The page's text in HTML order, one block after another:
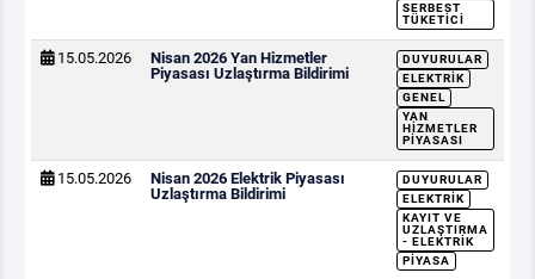
SERBEST
TÜKETICI
15.05.2026
Nisan 2026 Yan Hizmetler
Piyasası Uzlaştırma Bildirimi
DUYURULAR
ELEKTRIK
GENEL
YAN
HIZMETLER
PIYASASI
15.05.2026
Nisan 2026 Elektrik Piyasası
Uzlaştırma Bildirimi
DUYURULAR
ELEKTRIK
KAYIT VE
UZLAŞTIRMA
- ELEKTRIK
PIYASA